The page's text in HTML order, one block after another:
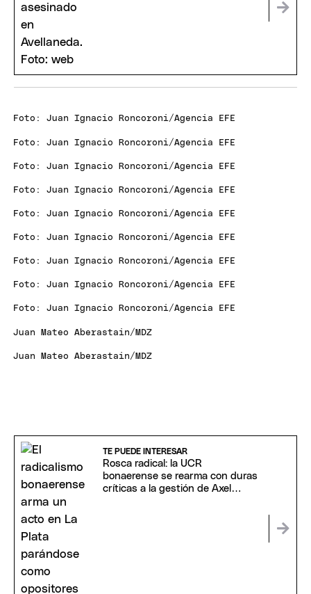
Foto: Juan Ignacio Roncoroni/Agencia EFE
Foto: Juan Ignacio Roncoroni/Agencia EFE
Foto: Juan Ignacio Roncoroni/Agencia EFE
Foto: Juan Ignacio Roncoroni/Agencia EFE
Foto: Juan Ignacio Roncoroni/Agencia EFE
Foto: Juan Ignacio Roncoroni/Agencia EFE
Foto: Juan Ignacio Roncoroni/Agencia EFE
Foto: Juan Ignacio Roncoroni/Agencia EFE
Foto: Juan Ignacio Roncoroni/Agencia EFE
Juan Mateo Aberastain/MDZ
Juan Mateo Aberastain/MDZ
TE PUEDE INTERESAR
Rosca radical: la UCR
bonaerense se rearma con duras
críticas a la gestión de Axel